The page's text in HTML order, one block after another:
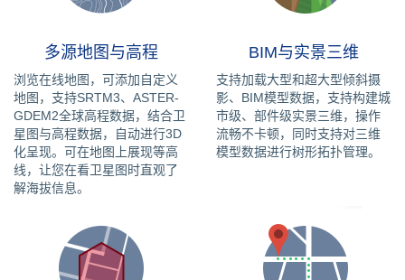
多源地图与高程
浏览在线地图，可添加自定义
地图，支持SRTM3、ASTER-
GDEM2全球高程数据，结合卫
星图与高程数据，自动进行3D
化呈现。可在地图上展现等高
线，让您在看卫星图时直观了
解海拔信息。
BIM与实景三维
支持加载大型和超大型倾斜摄
影、BIM模型数据，支持构建城
市级、部件级实景三维，操作
流畅不卡顿，同时支持对三维
模型数据进行树形拓扑管理。